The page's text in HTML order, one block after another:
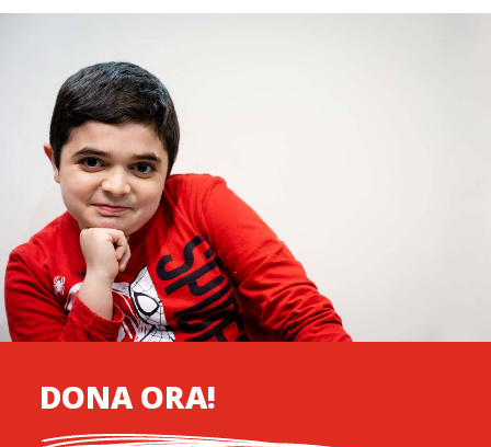
DONA ORA!